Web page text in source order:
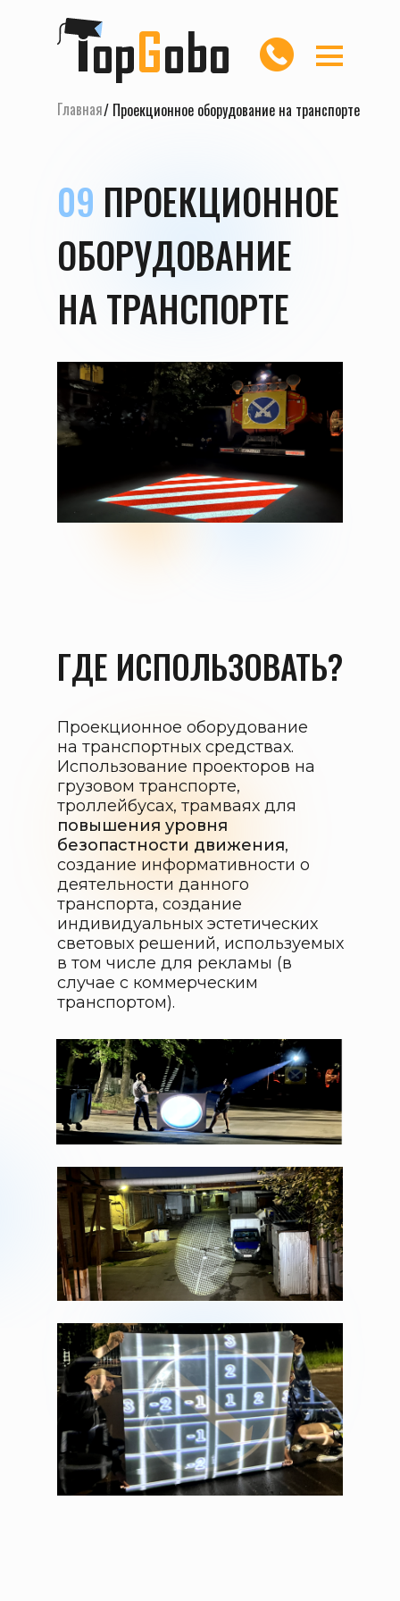
09 ПРОЕКЦИОННОЕ
ОБОРУДОВАНИЕ
НА ТРАНСПОРТЕ
Главная/ Проекционное оборудование на транспорте
Проекционное оборудование
на транспортных средствах.
Использование проекторов на
грузовом транспорте,
троллейбусах, трамваях для
повышения уровня
безопастности движения,
создание информативности о
деятельности данного
транспорта, создание
индивидуальных эстетических
световых решений, используемых
в том числе для рекламы (в
случае с коммерческим
транспортом).
ГДЕ ИСПОЛЬЗОВАТЬ?